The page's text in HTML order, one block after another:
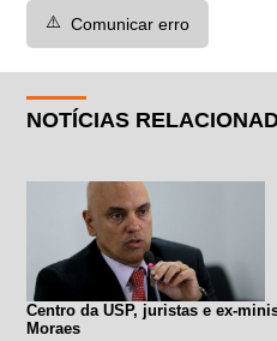
⚠️ Comunicar erro
NOTÍCIAS
Centro da USP, juristas e ex-
Moraes